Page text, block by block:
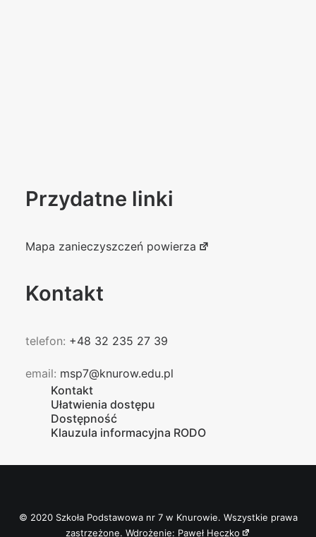
Przydatne linki
Mapa zanieczyszczeń powierza
Kontakt
telefon: +48 32 235 27 39
email: msp7@knurow.edu.pl
Kontakt
Ułatwienia dostępu
Dostępność
Klauzula informacyjna RODO
© 2020 Szkoła Podstawowa nr 7 w Knurowie. Wszystkie prawa
zastrzeżone. Wdrożenie: Paweł Heczko